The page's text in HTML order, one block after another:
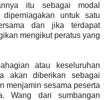
itu sebagai modal
untuk satu
dan jika terdapat
mengikut peratus yang
atau keseluruhan
akan diberikan sebagai
menjamin sesama peserta
Wang dari sumbangan